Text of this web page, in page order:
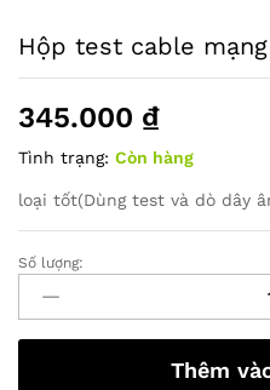
Hộp test cable
345.000 ₫
Tình trạng: Còn hàng
loại tốt(Dùng test và dò dây
Hộp
test
cable
mạng
Số lượng:
Thêm